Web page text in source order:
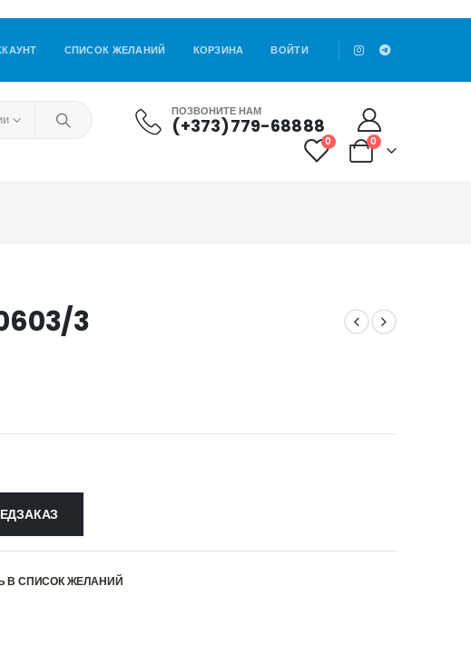
СПИСОК ЖЕЛАНИЙ КОРЗИНА ВОЙТИ
ПОЗВОНИТЕ НАМ
(+373)779-68888
0 0
3
В СПИСОК ЖЕЛАНИЙ